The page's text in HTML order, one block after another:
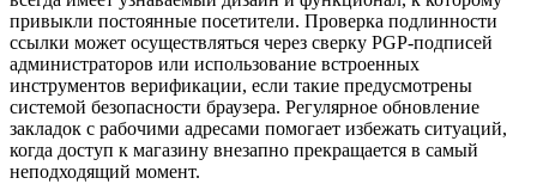
привыкли постоянные посетители. Проверка подлинности
ссылки может осуществляться через сверку PGP-подписей
администраторов или использование встроенных
инструментов верификации, если такие предусмотрены
системой безопасности браузера. Регулярное обновление
закладок с рабочими адресами помогает избежать ситуаций,
когда доступ к магазину внезапно прекращается в самый
неподходящий момент.